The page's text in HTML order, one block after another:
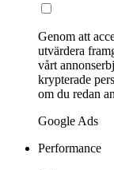
Genom att
utvärdera
vårt
krypterade
om du redan
Google Ads
Performance